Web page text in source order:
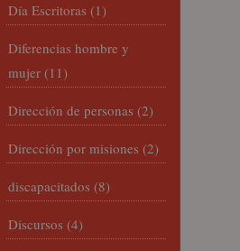
Día Escritoras (1)
Diferencias hombre y
mujer (11)
Dirección de personas (2)
Dirección por misiones (2)
discapacitados (8)
Discursos (4)